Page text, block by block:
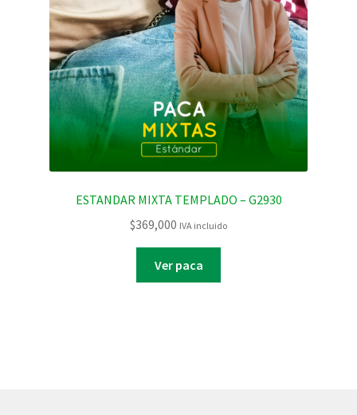
ESTANDAR MIXTA TEMPLADO – G2930
$369,000 IVA incluido
Ver paca